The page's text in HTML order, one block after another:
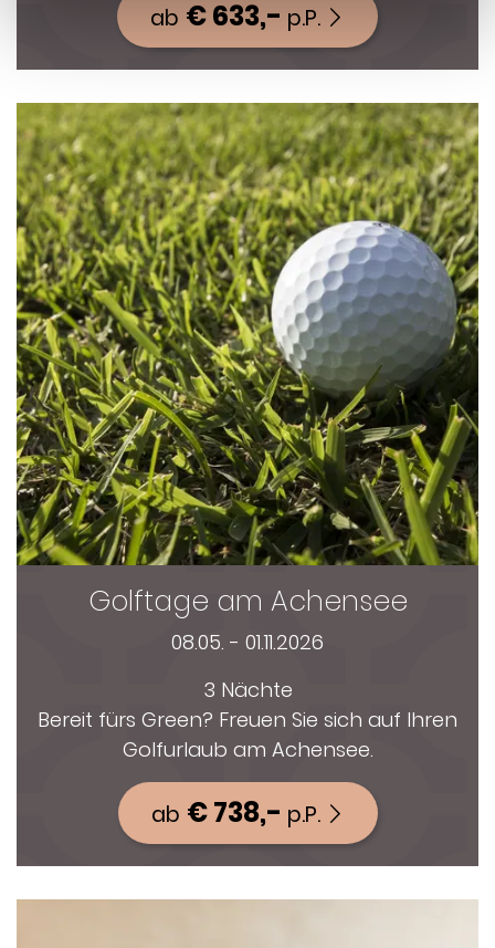
ab € 633,- p.P.
Golftage am Achensee
08.05. - 01.11.2026
3 Nächte
Bereit fürs Green? Freuen Sie sich auf Ihren
Golfurlaub am Achensee.
ab € 738,- p.P.